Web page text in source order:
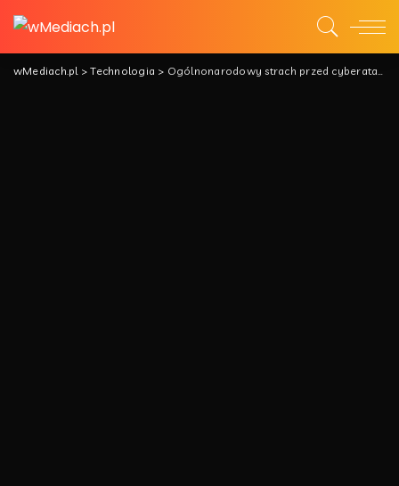
wMediach.pl>Technologia > Ogólnonarodowy strach przed cyberatakami? Zamiast paniki potrzebna jest świadomość i podstawowe zabezpieczenia